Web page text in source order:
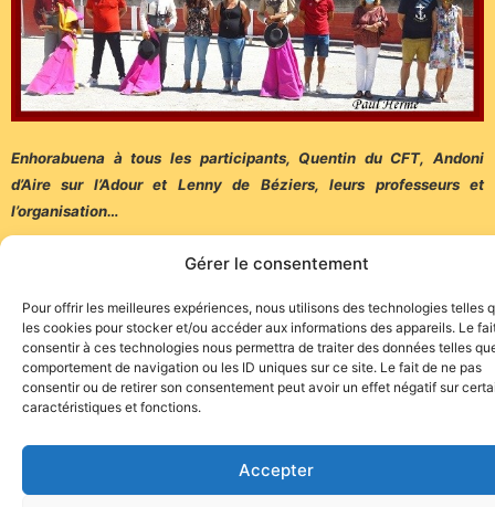
Gérer le consentement
Pour offrir les meilleures expériences, nous utilisons des technologies telles
les cookies pour stocker et/ou accéder aux informations des appareils. Le
consentir à ces technologies nous permettra de traiter des données telles
comportement de navigation ou les ID uniques sur ce site. Le fait de ne pas
consentir ou de retirer son consentement peut avoir un effet négatif sur
caractéristiques et fonctions.
Accepter
Enhorabuena à tous les participants, Quentin du CFT, Andoni
d’Aire sur l’Adour et Lenny de Béziers, leurs professeurs et
l’organisation…
Site de l'association TOROFIESTA